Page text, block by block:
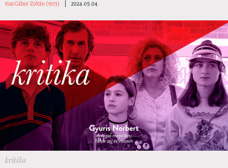
Kiss Gábor Zoltán (1973) 2024.05.04.
kritika